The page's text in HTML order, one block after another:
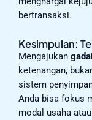
bertransaksi.
Kesimpulan:
Mengajukan
ketenangan,
sistem
Anda bisa fokus
modal usaha